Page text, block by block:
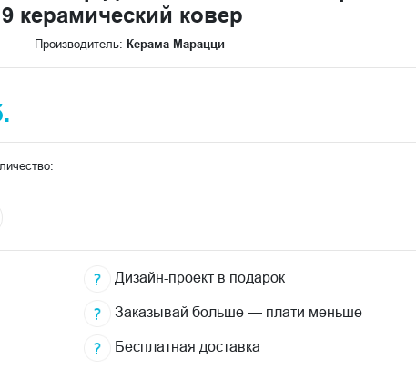
керамический ковер
Производитель: Керама Марацци
Дизайн-проект в подарок
Заказывай больше — плати меньше
Бесплатная доставка